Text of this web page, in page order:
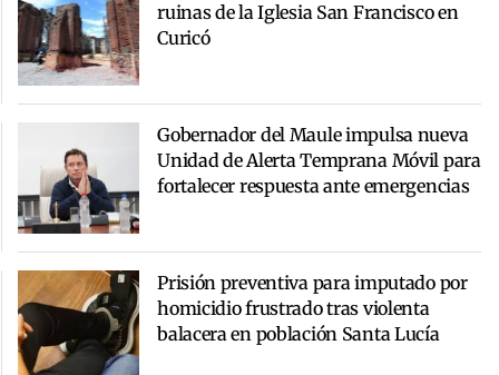
ruinas de la Iglesia San Francisco en
Curicó
Gobernador del Maule impulsa nueva
Unidad de Alerta Temprana Móvil para
fortalecer respuesta ante emergencias
Prisión preventiva para imputado por
homicidio frustrado tras violenta
balacera en población Santa Lucía